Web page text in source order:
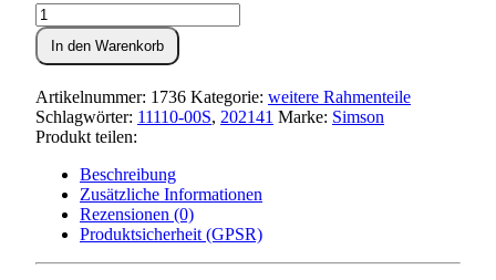
Zündspulenschelle
(Paar)
S50,S51,SR4-
Menge
In den Warenkorb
Artikelnummer: 1736 Kategorie: weitere Rahmenteile
Schlagwörter: 11110-00S, 202141 Marke: Simson
Produkt teilen:
Beschreibung
Zusätzliche Informationen
Rezensionen (0)
Produktsicherheit (GPSR)